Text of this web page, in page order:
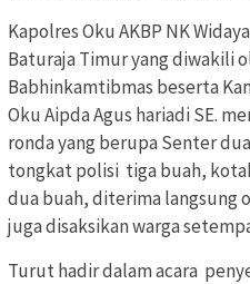
Kapolres Oku AKBP NK
Baturaja Timur yang diwakili
Babhinkamtibmas beserta
Oku Aipda Agus hariadi SE.
ronda yang berupa Senter
tongkat polisi tiga buah,
dua buah, diterima langsung
juga disaksikan warga
Turut hadir dalam acara